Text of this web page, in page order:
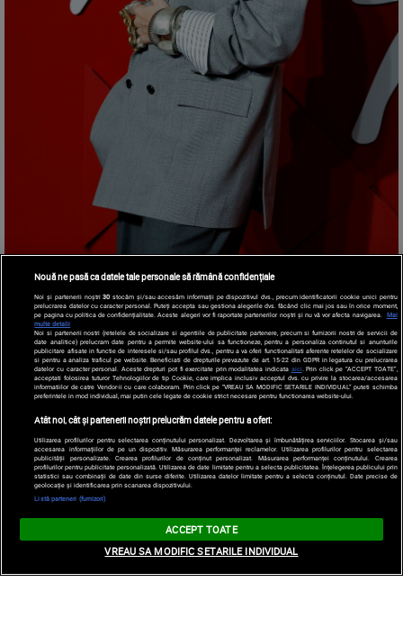
Nouă ne pasă ca datele tale personale să rămână confidențiale
Noi și partenerii noștri30 stocăm și/sau accesăm informații pe dispozitivul dvs., precum identificatorii cookie unici pentru
prelucrarea datelor cu caracter personal. Puteți accepta sau gestiona alegerile dvs. făcând clic mai jos sau în orice moment,
pe pagina cu politica de confidențialitate. Aceste alegeri vor fi raportate partenerilor noștri și nu vă vor afecta navigarea.
Mai
multe detalii
Noi si partenerii nostri (retelele de socializare si agentiile de publicitate partenere, precum si furnizorii nostri de servicii de
date analitice) prelucram date pentru a permite website-ului sa functioneze, pentru a personaliza continutul si anunturile
publicitare afisate in functie de interesele si/sau profilul dvs., pentru a va oferi functionalitati aferente retelelor de socializare
si pentru a analiza traficul pe website. Beneficiati de drepturile prevazute de art. 15-22 din GDPR in legatura cu prelucrarea
datelor cu caracter personal. Aceste drepturi pot fi exercitate prin modalitatea indicata aici. Prin click pe “ACCEPT TOATE”,
acceptati folosirea tuturor Tehnologiilor de tip Cookie, care implica inclusiv acceptul dvs. cu privire la stocarea/accesarea
informatiilor de catre Vendor-ii cu care colaboram. Prin click pe “VREAU SA MODIFIC SETARILE INDIVIDUAL” puteti schimba
preferintele in mod individual, mai putin cele legate de cookie strict necesare pentru functionarea website-ului.
Atât noi, cât și partenerii noștri prelucrăm datele pentru a oferi:
Utilizarea profilurilor pentru selectarea conținutului personalizat. Dezvoltarea și îmbunătățirea serviciilor. Stocarea și/sau
accesarea informațiilor de pe un dispozitiv. Măsurarea performanței reclamelor. Utilizarea profilurilor pentru selectarea
publicității personalizate. Crearea profilurilor de conținut personalizat. Măsurarea performanței conținutului. Crearea
profilurilor pentru publicitate personalizată. Utilizarea de date limitate pentru a selecta publicitatea. Înțelegerea publicului prin
statistici sau combinații de date din surse diferite. Utilizarea datelor limitate pentru a selecta conținutul. Date precise de
geolocație și identificarea prin scanarea dispozitivului.
Listă parteneri (furnizori)
ACCEPT TOATE
VREAU SA MODIFIC SETARILE INDIVIDUAL